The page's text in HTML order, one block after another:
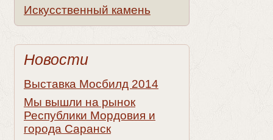
Искусственный камень
Новости
Выставка Мосбилд 2014
Мы вышли на рынок
Республики Мордовия и
города Саранск